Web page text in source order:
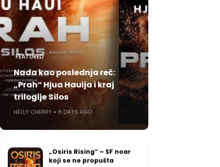
FEATURED
Nada kao poslednja reč:
„Prah“ Hjua Hauija i kraj
trilogije Silos
HELLY CHERRY 8 DAYS AGO
„Osiris Rising“ – SF noar
koji se ne propušta